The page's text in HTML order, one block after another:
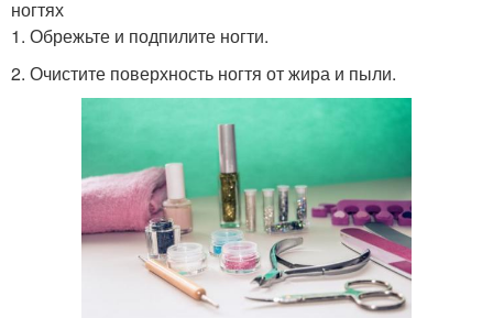
ногтях
1. Обрежьте и подпилите ногти.
2. Очистите поверхность ногтя от жира и пыли.